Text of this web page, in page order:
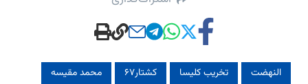
النهضت تخریب کلیسا کشتار۶۷ محمد مقیسه